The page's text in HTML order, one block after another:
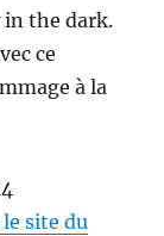
in the dark.
ce
à la
site du